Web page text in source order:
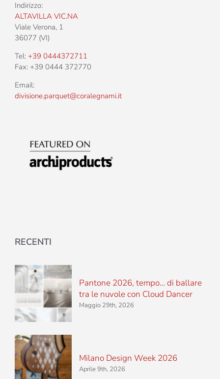
Indirizzo:
ALTAVILLA VIC.NA
Viale Verona, 1
36077 (VI)
Tel: +39 0444372711
Fax: +39 0444 372770
Email:
divisione.parquet@coralegnami.it
RECENTI
Pantone 2026, tempo… di ballare
tra le nuvole con Cloud Dancer
Maggio 29th, 2026
Milano Design Week 2026
Aprile 9th, 2026